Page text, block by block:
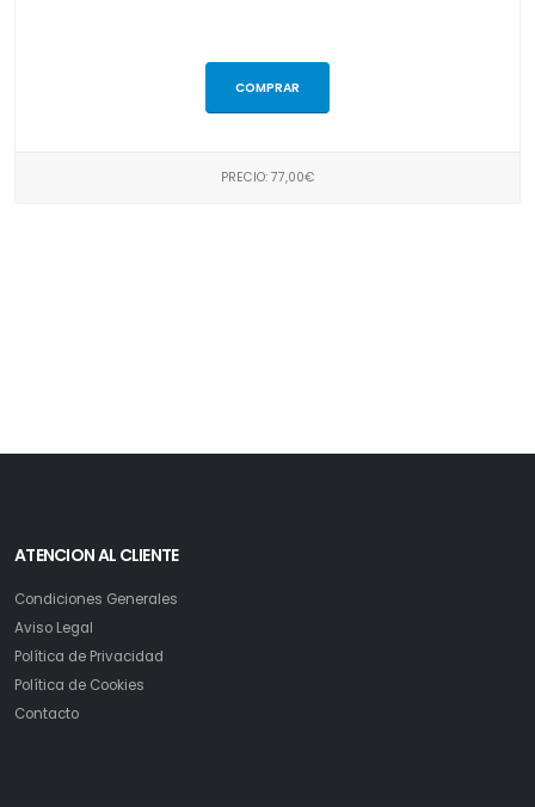
COMPRAR
PRECIO: 77,00€
ATENCION AL CLIENTE
Condiciones Generales
Aviso Legal
Política de Privacidad
Política de Cookies
Contacto